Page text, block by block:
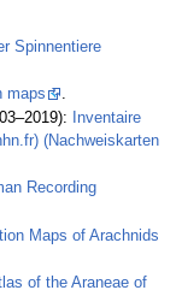
Spinnentiere
maps
.
Inventaire
(Nachweiskarten
Recording
Maps of Arachnids
of the Araneae of